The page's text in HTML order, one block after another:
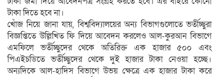
টাকা দিতে হবে না।
খোঁজ নিয়ে জানা যায়, বিশ্ববিদ্যালয়ের অন্য বিভাগগুলোতে ভর্তীচ্ছুরা
বিজ্ঞপ্তিতে উল্লিখিত ফি দিয়ে আবেদন করলেও আল-কুরআন বিভাগে
এমফিলে ভর্তীচ্ছুদের থেকে অতিরিক্ত এক হাজার ৫০০ এবং
পিএইচডিতে ভর্তীচ্ছুদের থেকে দুই হাজার টাকা নেওয়া হচ্ছে।
অন্যদিকে আল-হাদিস বিভাগে উভয় ক্ষেত্রে এক হাজার টাকা করে